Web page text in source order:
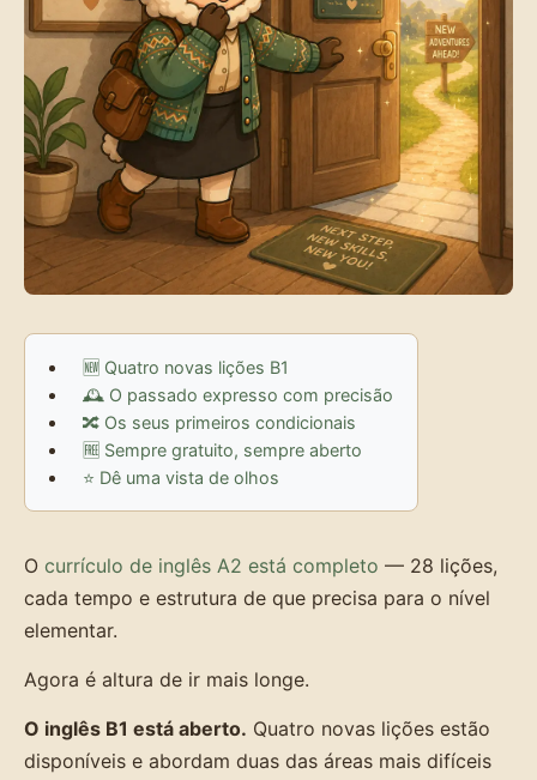
🆕 Quatro novas lições B1
🕰️ O passado expresso com precisão
🔀 Os seus primeiros condicionais
🆓 Sempre gratuito, sempre aberto
⭐ Dê uma vista de olhos
O currículo de inglês A2 está completo — 28 lições,
cada tempo e estrutura de que precisa para o nível
elementar.
Agora é altura de ir mais longe.
O inglês B1 está aberto. Quatro novas lições estão
disponíveis e abordam duas das áreas mais difíceis